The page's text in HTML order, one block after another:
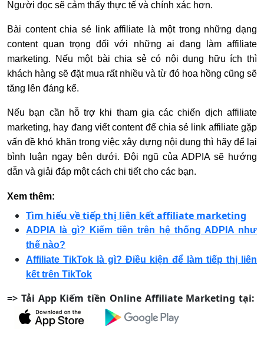
Người đọc sẽ cảm thấy thực tế và chính xác hơn.
Bài content chia sẻ link affiliate là một trong những dạng
content quan trọng đối với những ai đang làm affiliate
marketing. Nếu một bài chia sẻ có nội dung hữu ích thì
khách hàng sẽ đặt mua rất nhiều và từ đó hoa hồng cũng sẽ
tăng lên đáng kể.
Nếu bạn cần hỗ trợ khi tham gia các chiến dịch affiliate
marketing, hay đang viết content để chia sẻ link affiliate gặp
vấn đề khó khăn trong việc xây dựng nội dung thì hãy để lại
bình luận ngay bên dưới. Đội ngũ của ADPIA sẽ hướng
dẫn và giải đáp một cách chi tiết cho các bạn.
Xem thêm:
Tìm hiểu về tiếp thị liên kết affiliate marketing
ADPIA là gì? Kiếm tiền trên hệ thống ADPIA như
thế nào?
Affiliate TikTok là gì? Điều kiện để làm tiếp thị liên
kết trên TikTok
=> Tải App Kiếm tiền Online Affiliate Marketing tại: